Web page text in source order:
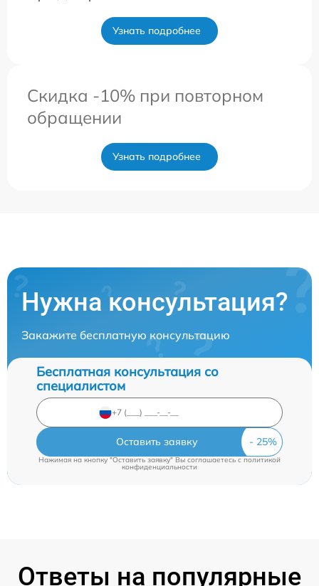
Узнать подробнее
Скидка -10% при повторном
обращении
Узнать подробнее
Нужна консультация?
Закажите бесплатную консультацию
Бесплатная консультация со
специалистом
Оставить заявку
Нажимая на кнопку "Оставить заявку" Вы соглашаетесь cполитикой
конфиденциальности
Ответы на популярные